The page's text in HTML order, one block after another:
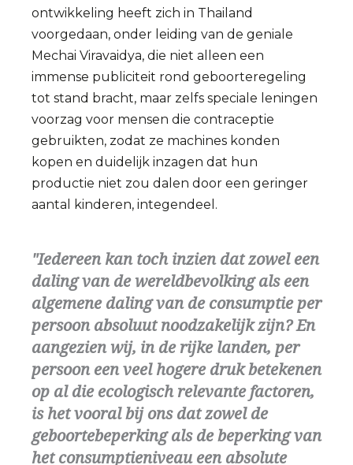
ontwikkeling heeft zich in Thailand
voorgedaan, onder leiding van de geniale
Mechai Viravaidya, die niet alleen een
immense publiciteit rond geboorteregeling
tot stand bracht, maar zelfs speciale leningen
voorzag voor mensen die contraceptie
gebruikten, zodat ze machines konden
kopen en duidelijk inzagen dat hun
productie niet zou dalen door een geringer
aantal kinderen, integendeel.
Iedereen kan toch inzien dat zowel een
daling van de wereldbevolking als een
algemene daling van de consumptie per
persoon absoluut noodzakelijk zijn? En
aangezien wij, in de rijke landen, per
persoon een veel hogere druk betekenen
op al die ecologisch relevante factoren,
is het vooral bij ons dat zowel de
geboortebeperking als de beperking van
het consumptieniveau een absolute